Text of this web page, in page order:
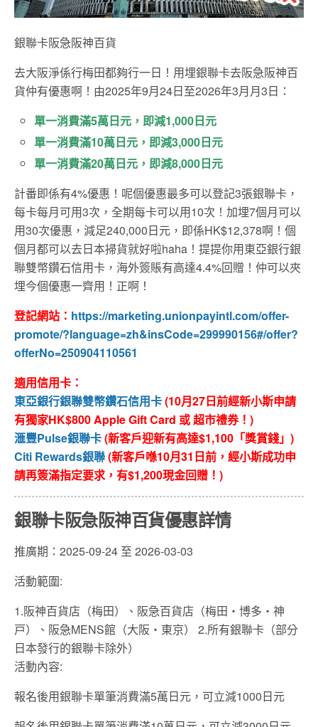
銀聯卡阪急阪神百貨
去大阪淨係行梅田都夠行一日！用埋銀聯卡去阪急阪神百
貨仲有優惠啊！由2025年9月24日至2026年3月月3日：
單一消費滿5萬日元，即減1,000日元
單一消費滿10萬日元，即減3,000日元
單一消費滿20萬日元，即減8,000日元
計番即係有4%優惠！呢個優惠最多可以登記3張銀聯卡，
每卡每月可用3次，全期每卡可以用10次！加埋7個月可以
用30次優惠，減足240,000日元，即係HK$12,378啊！個
個月都可以去日本掃貨就好啦haha！提提你用東亞銀行銀
聯雙幣鑽石信用卡，海外簽賬有高達4.4%回贈！仲可以夾
埋今個優惠一齊用！正啊！
登記網站： https://marketing.unionpayintl.com/offer-
promote/?language=zh&insCode=299990156#/offer?
offerNo=250904110561
適用信用卡：
東亞銀行銀聯雙幣鑽石信用卡(10月27日前經新小斯申請
有獨家HK$800 Apple Gift Card 或 超市禮券！)
滙豐Pulse銀聯卡(新客戶迎新有高達$1,100「獎賞錢」)
Citi Rewards銀聯(新客戶喺10月31日前，經小斯成功申
請再簽滿指定要求，有$1,200現金回贈！)
銀聯卡阪急阪神百貨優惠詳情
推廣期：2025-09-24 至 2026-03-03
活動範圍:
1.阪神百貨店（梅田）、阪急百貨店（梅田・博多・神
戸）、阪急MENS館（大阪・東京） 2.所有銀聯卡（部分
日本發行的銀聯卡除外）
活動內容:
報名後用銀聯卡單筆消費滿5萬日元，可立減1000日元